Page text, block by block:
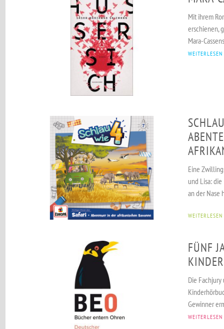
Mit ihrem
erschienen,
Mara-
WEITERLESEN
Eine
und Lisa:
an der Nase
WEITERLESEN
FÜNF
Die
Gewinner
WEITERLESEN